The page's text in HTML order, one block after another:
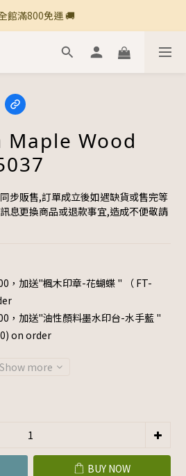
館滿800免運 🚚
館滿800免運 🚚
登入會員享購物點數回饋🍎
館滿800免運 🚚
Maple Wood
步販售,訂單成立後如遇缺貨或售完等
息更換商品或退款事宜,造成不便敬請
，加送"楓木印章-花蝴蝶 " （ FT-
，加送"油性顏料墨水印台-水手藍 "
on order
Show more
BUY NOW